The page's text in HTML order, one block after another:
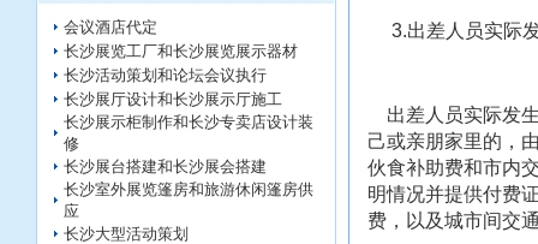
会议酒店代定
长沙展览工厂和长沙展览展示器材
长沙活动策划和论坛会议执行
长沙展厅设计和长沙展示厅施工
长沙展示柜制作和长沙专卖店设计装
修
长沙展台搭建和长沙展会搭建
长沙室外展览篷房和旅游休闲篷房供
应
长沙大型活动策划
3.出差人员实际
出差人员实际发
己或亲朋家里的，
伙食补助费和市内
明情况并提供付费
费，以及城市间交